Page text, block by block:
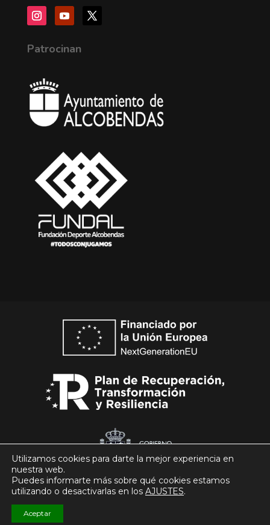
Patrocinan
© Club Patín Alcobendas 2026
Utilizamos cookies para darte la mejor experiencia en
nuestra web.
Puedes informarte más sobre qué cookies estamos
utilizando o desactivarlas en los AJUSTES.
Aceptar